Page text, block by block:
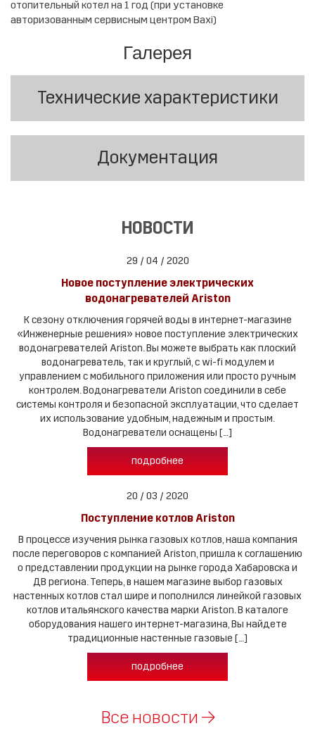
отопительный котел на 1 год (при установке
авторизованным сервисным центром Baxi)
Галерея
Технические характеристики
Документация
НОВОСТИ
29 / 04 / 2020
Новое поступление электрических
водонагревателей Ariston
К сезону отключения горячей воды в интернет-магазине
«Инженерные решения» новое поступление электрических
водонагревателей Ariston. Вы можете выбрать как плоский
водонагреватель, так и круглый, с wi-fi модулем и
управлением с мобильного приложения или просто ручным
контролем. Водонагреватели Ariston соединили в себе
системы контроля и безопасной эксплуатации, что сделает
их использование удобным, надежным и простым.
Водонагреватели оснащены […]
подробнее
20 / 03 / 2020
Поступление котлов Ariston
В процессе изучения рынка газовых котлов, наша компания
после переговоров с компанией Ariston, пришла к соглашению
о представлении продукции на рынке города Хабаровска и
ДВ региона. Теперь, в нашем магазине выбор газовых
настенных котлов стал шире и пополнился линейкой газовых
котлов итальянского качества марки Ariston. В каталоге
оборудования нашего интернет-магазина, Вы найдете
традиционные настенные газовые […]
подробнее
Все новости →